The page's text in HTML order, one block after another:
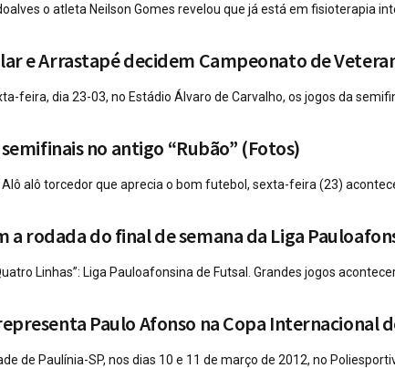
o atleta Neilson Gomes revelou que já está em fisioterapia
e Arrastapé decidem Campeonato de
feira, dia 23-03, no Estádio Álvaro de Carvalho, os jogos da
no antigo “Rubão” (Fotos)
Alô alô torcedor que aprecia o bom futebol, sexta-feira (23)
a rodada do final de semana da Liga
Linhas”: Liga Pauloafonsina de Futsal. Grandes jogos
Paulo Afonso na Copa Internacional
de Paulínia-SP, nos dias 10 e 11 de março de 2012, no